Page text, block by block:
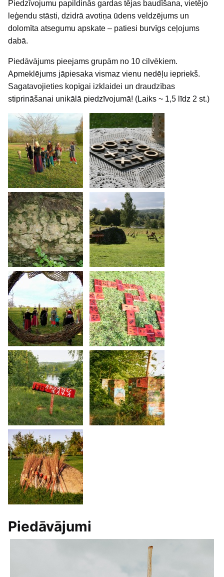
Piedzīvojumu papildinās gardas tējas baudīšana, vietējo
leģendu stāsti, dzidrā avotiņa ūdens veldzējums un
dolomīta atsegumu apskate – patiesi burvīgs ceļojums
dabā.
Piedāvājums pieejams grupām no 10 cilvēkiem.
Apmeklējums jāpiesaka vismaz vienu nedēļu iepriekš.
Sagatavojieties kopīgai izklaidei un draudzības
stiprināšanai unikālā piedzīvojumā! (Laiks ~ 1,5 līdz 2 st.)
Piedāvājumi